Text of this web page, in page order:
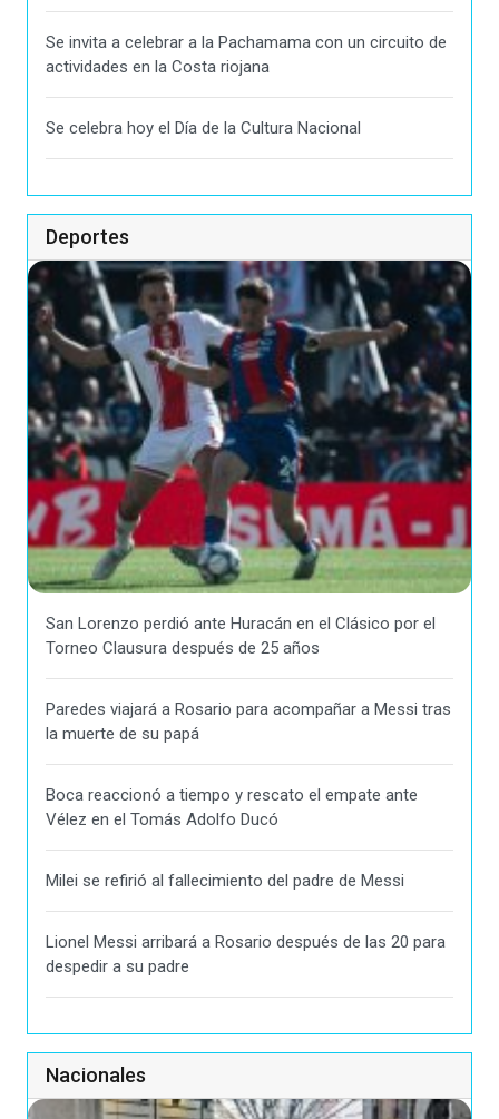
Se invita a celebrar a la Pachamama con un circuito de
actividades en la Costa riojana
Se celebra hoy el Día de la Cultura Nacional
Deportes
San Lorenzo perdió ante Huracán en el Clásico por el
Torneo Clausura después de 25 años
Paredes viajará a Rosario para acompañar a Messi tras
la muerte de su papá
Boca reaccionó a tiempo y rescato el empate ante
Vélez en el Tomás Adolfo Ducó
Milei se refirió al fallecimiento del padre de Messi
Lionel Messi arribará a Rosario después de las 20 para
despedir a su padre
Nacionales